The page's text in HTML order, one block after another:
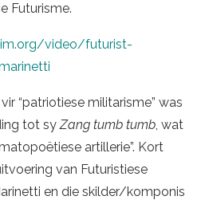
Futurisme.
video/futurist-
“patriotiese militarisme” was
tot syZang tumb tumb, wat
artillerie”. Kort
van Futuristiese
en die skilder/komponis